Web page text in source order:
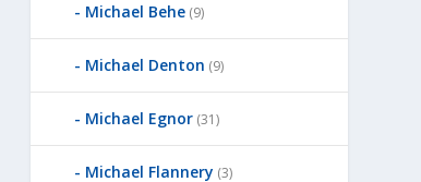
Michael Behe (9)
Michael Denton (9)
Michael Egnor (31)
Michael Flannery (3)